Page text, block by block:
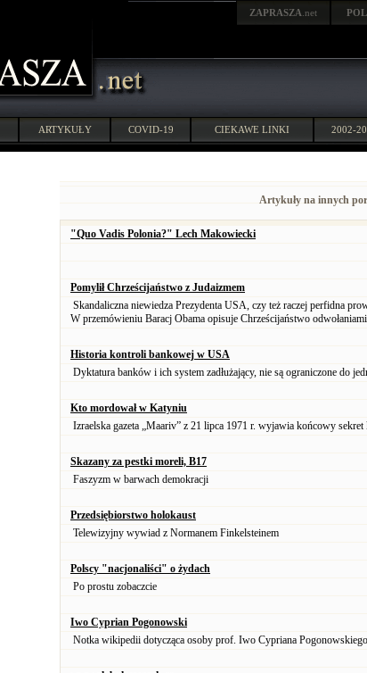
ZAPRASZA .net
ARTYKUŁY COVID-19 CIEKAWE LINKI 2002-
Artykuły na innych
"Quo Vadis Polonia?" Lech Makowiecki
Pomylił Chrześcijaństwo z Judaizmem
Skandaliczna niewiedza Prezydenta USA, czy też raczej perfidna
W przemówieniu Baracj Obama opisuje Chrześcijaństwo
Historia kontroli bankowej w USA
Dyktatura banków i ich system zadłużający, nie są ograniczone do
Kto mordował w Katyniu
Izraelska gazeta „Maariv” z 21 lipca 1971 r. wyjawia końcowy sekret
Skazany za pestki moreli, B17
Faszyzm w barwach demokracji
Przedsiębiorstwo holokaust
Telewizyjny wywiad z Normanem Finkelsteinem
Polscy "nacjonaliści" o żydach
Po prostu zobaczcie
Iwo Cyprian Pogonowski
Notka wikipedii dotycząca osoby prof. Iwo Cypriana Pogonowskiego